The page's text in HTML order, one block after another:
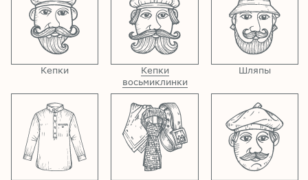
Кепки
Кепки
восьмиклинки
Шляпы